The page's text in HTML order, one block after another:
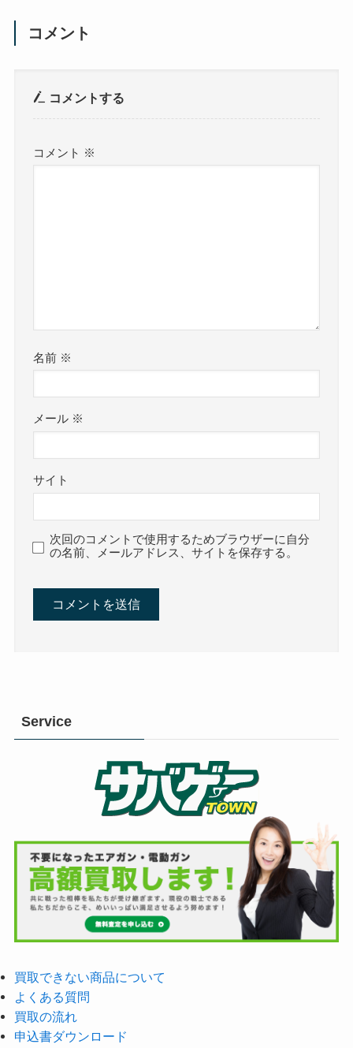
コメント
コメントする
コメント ※
名前 ※
メール ※
サイト
次回のコメントで使用するためブラウザーに自分
の名前、メールアドレス、サイトを保存する。
Service
買取できない商品について
よくある質問
買取の流れ
申込書ダウンロード